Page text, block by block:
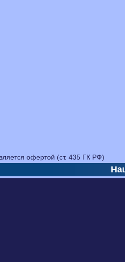
офертой (ст. 435 ГК РФ)